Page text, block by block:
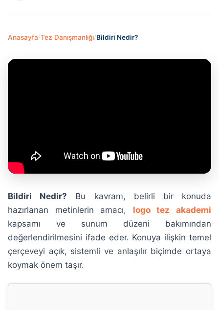
Anasayfa/Tez Danışmanlığı/Bildiri Nedir?
Bildiri Nedir? Bu kavram, belirli bir konuda
hazırlanan metinlerin amacı, logo tez akademi
kapsamı ve sunum düzeni bakımından
değerlendirilmesini ifade eder. Konuya ilişkin temel
çerçeveyi açık, sistemli ve anlaşılır biçimde ortaya
koymak önem taşır.